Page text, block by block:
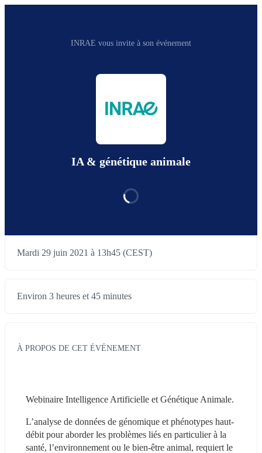
INRAE vous invite à son événement
IA & génétique animale
Mardi 29 juin 2021 à 13h45 (CEST)
Environ 3 heures et 45 minutes
À PROPOS DE CET ÉVÉNEMENT
Webinaire Intelligence Artificielle et Génétique Animale.
L’analyse de données de génomique et phénotypes haut-
débit pour aborder les problèmes liés en particulier à la
santé, l’environnement ou le bien-être animal, requiert le